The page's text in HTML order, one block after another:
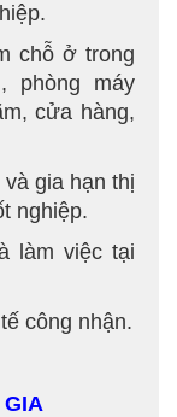
chỗ ở trong
phòng máy
cửa hàng,
gia hạn thị
nghiệp.
làm việc tại
công nhận.
GIA